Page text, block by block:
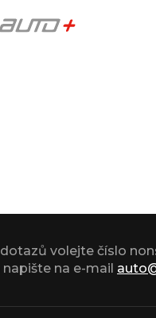
volejte číslo
na e-mail